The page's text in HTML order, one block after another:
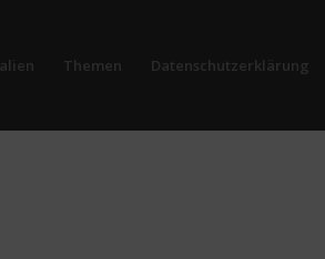
Themen Datenschutzerklärung